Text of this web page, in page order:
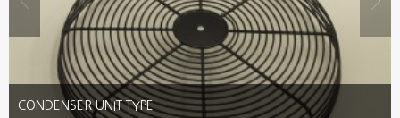
CONDENSER UNIT TYPE